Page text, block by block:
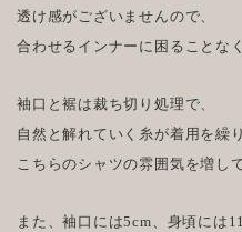
透け感がございませんので、
合わせるインナーに困ることな
袖口と裾は裁ち切り処理で、
自然と解れていく糸が着用を繰
こちらのシャツの雰囲気を増し
また、袖口には5cm、身頃には